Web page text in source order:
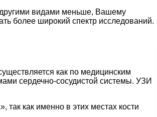
другими видами меньше, Вашему
более широкий спектр исследований.
как по медицинским
сердечно-сосудистой системы. УЗИ
как именно в этих местах кости